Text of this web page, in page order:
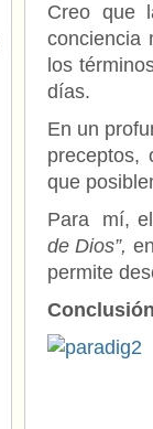
Creo que
conciencia
los
días.
En un
preceptos,
que
Para mí, el
de Dios”,
permite